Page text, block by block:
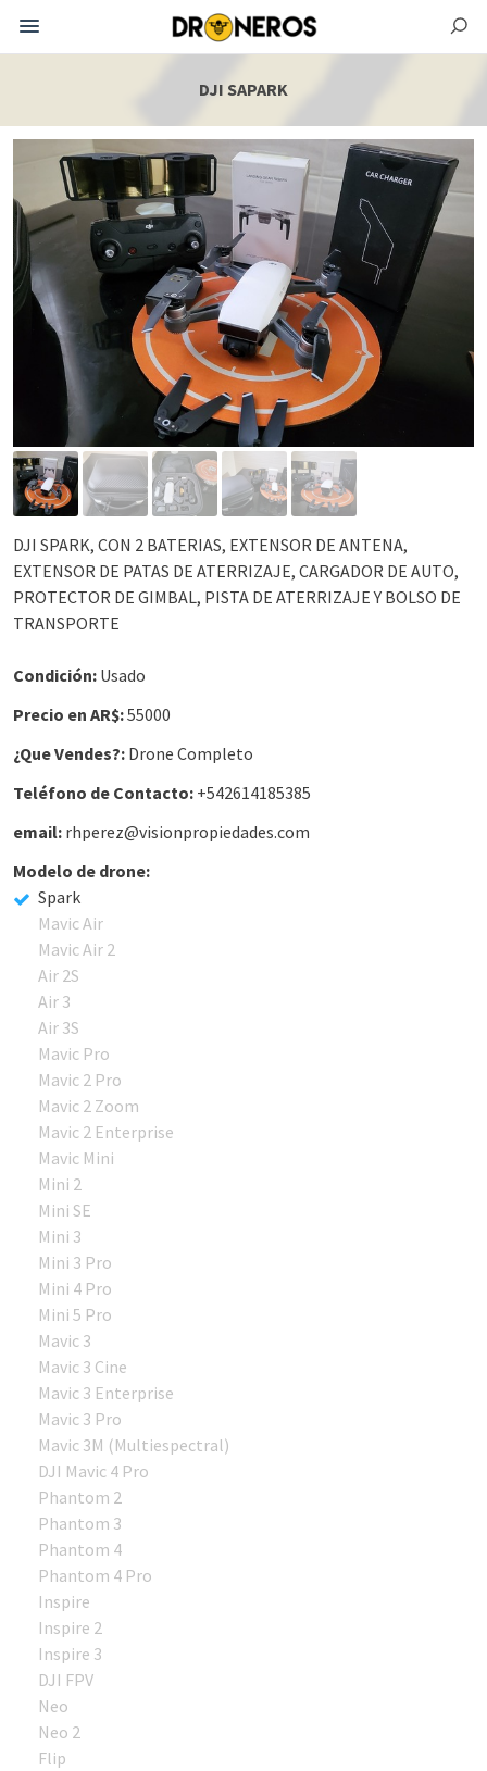
DJI SAPARK
DJI SPARK, CON 2 BATERIAS, EXTENSOR DE ANTENA,
EXTENSOR DE PATAS DE ATERRIZAJE, CARGADOR DE AUTO,
PROTECTOR DE GIMBAL, PISTA DE ATERRIZAJE Y BOLSO DE
TRANSPORTE
Condición: Usado
Precio en AR$:55000
¿Que Vendes?: Drone Completo
Teléfono de Contacto: +542614185385
email: rhperez@visionpropiedades.com
Modelo de drone:
Spark
Mavic Air
Mavic Air 2
Air 2S
Air 3
Air 3S
Mavic Pro
Mavic 2 Pro
Mavic 2 Zoom
Mavic 2 Enterprise
Mavic Mini
Mini 2
Mini SE
Mini 3
Mini 3 Pro
Mini 4 Pro
Mini 5 Pro
Mavic 3
Mavic 3 Cine
Mavic 3 Enterprise
Mavic 3 Pro
Mavic 3M (Multiespectral)
DJI Mavic 4 Pro
Phantom 2
Phantom 3
Phantom 4
Phantom 4 Pro
Inspire
Inspire 2
Inspire 3
DJI FPV
Neo
Neo 2
Flip